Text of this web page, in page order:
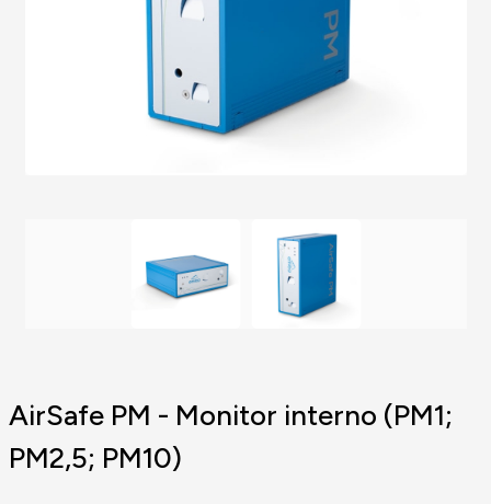
AirSafe PM - Monitor interno (PM1;
PM2,5; PM10)